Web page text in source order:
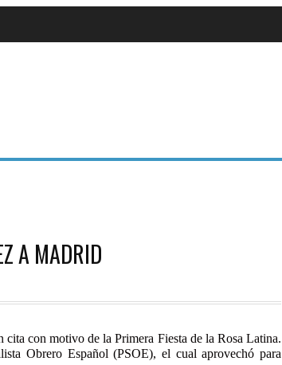
A MADRID
cita con motivo de la Primera Fiesta de la Rosa Latina.
Obrero Español (PSOE), el cual aprovechó para